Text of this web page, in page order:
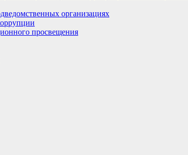
организациях
просвещения